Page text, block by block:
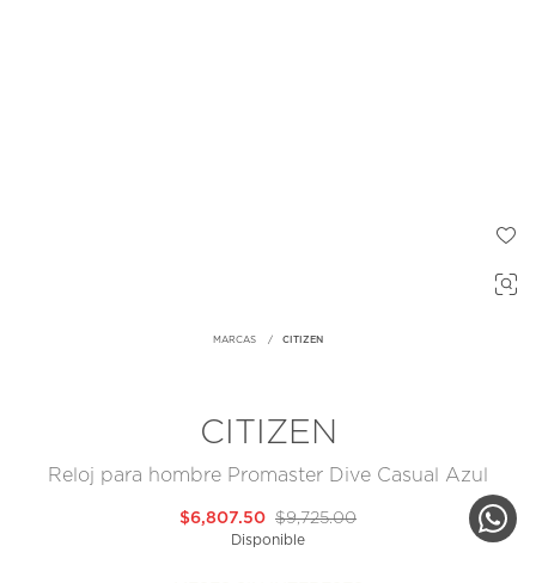
MARCAS CITIZEN
CITIZEN
Reloj para hombre Promaster Dive Casual Azul
$9,725.00
$6,807.50
Disponible